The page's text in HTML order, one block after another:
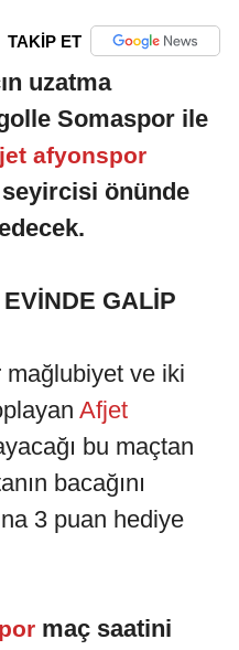
TAKİP ET
uzatma
Somaspor ile
afyonspor
önünde
GALİP
mağlubiyet ve iki
Afjet
bu maçtan
bacağını
3 puan hediye
maç saatini